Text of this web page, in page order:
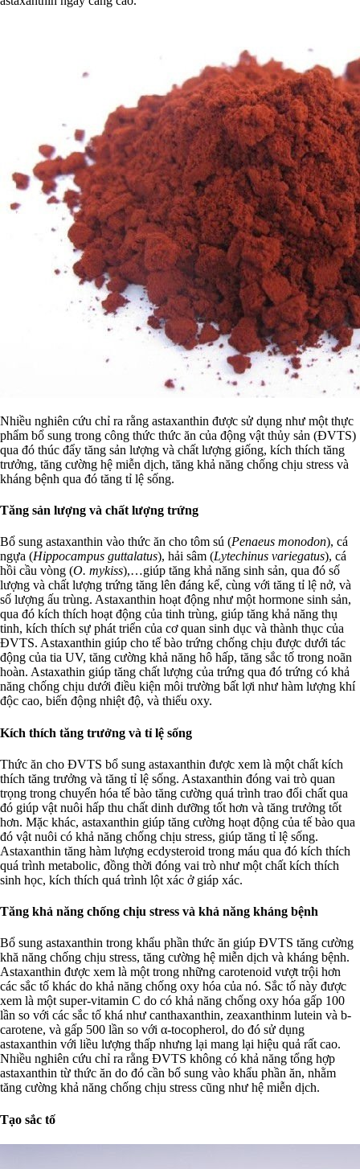
Nhiều nghiên cứu chỉ ra rằng astaxanthin được sử dụng như một thực
phẩm bổ sung trong công thức thức ăn của động vật thủy sản (ĐVTS)
qua đó thúc đẩy tăng sản lượng và chất lượng giống, kích thích tăng
trưởng, tăng cường hệ miễn dịch, tăng khả năng chống chịu stress và
kháng bệnh qua đó tăng tỉ lệ sống.
Tăng sản lượng và chất lượng trứng
Bổ sung astaxanthin vào thức ăn cho tôm sú (Penaeus monodon), cá
ngựa (Hippocampus guttalatus), hải sâm (Lytechinus variegatus), cá
hồi cầu vòng (O. mykiss),…giúp tăng khả năng sinh sản, qua đó số
lượng và chất lượng trứng tăng lên đáng kể, cùng với tăng tỉ lệ nở, và
số lượng ấu trùng. Astaxanthin hoạt động như một hormone sinh sản,
qua đó kích thích hoạt động của tinh trùng, giúp tăng khả năng thụ
tinh, kích thích sự phát triển của cơ quan sinh dục và thành thục của
ĐVTS. Astaxanthin giúp cho tế bào trứng chống chịu được dưới tác
động của tia UV, tăng cường khả năng hô hấp, tăng sắc tố trong noãn
hoàn. Astaxathin giúp tăng chất lượng của trứng qua đó trứng có khả
năng chống chịu dưới điều kiện môi trường bất lợi như hàm lượng khí
độc cao, biến động nhiệt độ, và thiếu oxy.
Kích thích tăng trưởng và tỉ lệ sống
Thức ăn cho ĐVTS bổ sung astaxanthin được xem là một chất kích
thích tăng trưởng và tăng tỉ lệ sống. Astaxanthin đóng vai trò quan
trọng trong chuyển hóa tế bào tăng cường quá trình trao đổi chất qua
đó giúp vật nuôi hấp thu chất dinh dưỡng tốt hơn và tăng trưởng tốt
hơn. Mặc khác, astaxanthin giúp tăng cường hoạt động của tế bào qua
đó vật nuôi có khả năng chống chịu stress, giúp tăng tỉ lệ sống.
Astaxanthin tăng hàm lượng ecdysteroid trong máu qua đó kích thích
quá trình metabolic, đồng thời đóng vai trò như một chất kích thích
sinh học, kích thích quá trình lột xác ở giáp xác.
Tăng khả năng chống chịu stress và khả năng kháng bệnh
Bổ sung astaxanthin trong khẩu phần thức ăn giúp ĐVTS tăng cường
khă năng chống chịu stress, tăng cường hệ miễn dịch và kháng bệnh.
Astaxanthin được xem là một trong những carotenoid vượt trội hơn
các sắc tố khác do khả năng chống oxy hóa của nó. Sắc tố này được
xem là một super-vitamin C do có khả năng chống oxy hóa gấp 100
lần so với các sắc tố khá như canthaxanthin, zeaxanthinm lutein và b-
carotene, và gấp 500 lần so với α-tocopherol, do đó sử dụng
astaxanthin với liều lượng thấp nhưng lại mang lại hiệu quả rất cao.
Nhiều nghiên cứu chỉ ra rằng ĐVTS không có khả năng tổng hợp
astaxanthin từ thức ăn do đó cần bổ sung vào khẩu phần ăn, nhằm
tăng cường khả năng chống chịu stress cũng như hệ miễn dịch.
Tạo sắc tố